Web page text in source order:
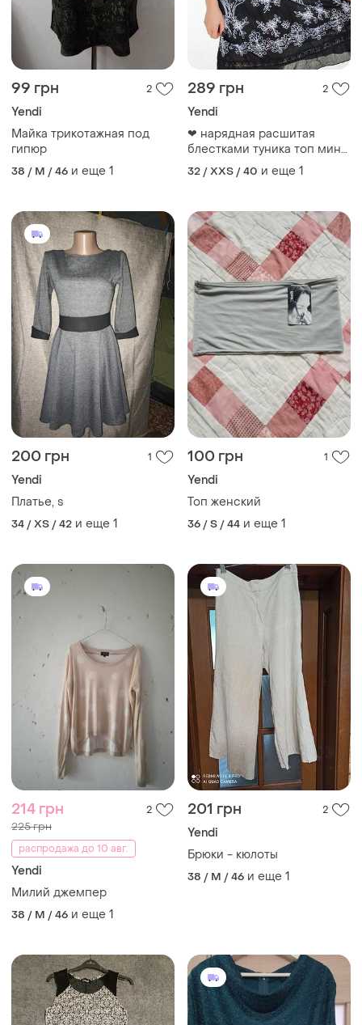
99 грн 2
Yendi
Майка трикотажная под
гипюр
38 / M / 46 и еще 1
289 грн 2
Yendi
❤ нарядная расшитая
блестками туника топ мини
платье юбка с вышивкой и
пайетками 🔥
32 / XXS / 40 и еще 1
200 грн 1
Yendi
Платье, s
34 / XS / 42 и еще 1
100 грн 1
Yendi
Топ женский
36 / S / 44 и еще 1
214 грн 2
225 грн
распродажа до 10 авг.
Yendi
Милий джемпер
38 / M / 46 и еще 1
201 грн 2
Yendi
Брюки - кюлоты
38 / M / 46 и еще 1